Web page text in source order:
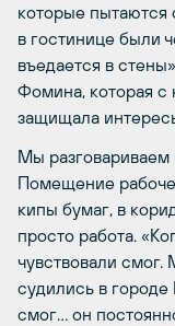
которые пытаются
в гостинице были
въедается в
Фомина, которая
защищала
Мы разговариваем
Помещение
кипы бумаг, в
просто работа.
чувствовали
судились в
смог… он